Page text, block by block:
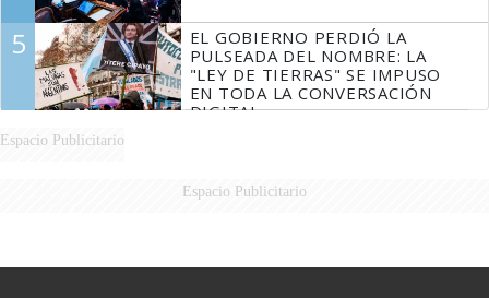
5
EL GOBIERNO PERDIÓ LA
PULSEADA DEL NOMBRE: LA
"LEY DE TIERRAS" SE IMPUSO
EN TODA LA CONVERSACIÓN
DIGITAL
Espacio Publicitario
Espacio Publicitario